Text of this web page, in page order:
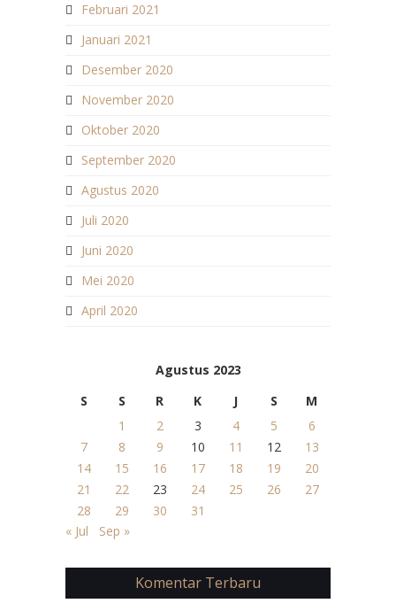
Februari 2021
Januari 2021
Desember 2020
November 2020
Oktober 2020
September 2020
Agustus 2020
Juli 2020
Juni 2020
Mei 2020
April 2020
Agustus 2023
S
S R K J S
M
1
2 3 4 5
6
7
8 9 10 11 12
13
14
15 16 17 18 19
20
21
22 23 24 25 26
27
28
29 30
31
« Jul
Sep »
Komentar Terbaru